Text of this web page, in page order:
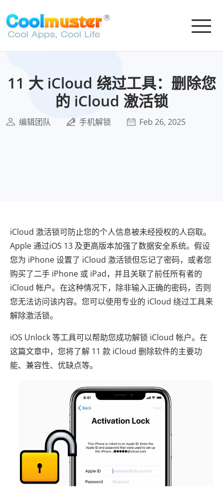
11 大 iCloud 绕过工具：删除您
的 iCloud 激活锁
编辑团队 手机解锁 Feb 26, 2025
iCloud 激活锁可防止您的个人信息被未经授权的人窃取。
Apple 通过iOS 13 及更高版本加强了数据安全系统。假设
您为 iPhone 设置了 iCloud 激活锁但忘记了密码，或者您
购买了二手 iPhone 或 iPad，并且关联了前任所有者的
iCloud 帐户。在这种情况下，除非输入正确的密码，否则
您无法访问该内容。您可以使用专业的 iCloud 绕过工具来
解除激活锁。
iOS Unlock 等工具可以帮助您成功解锁 iCloud 帐户。在
这篇文章中，您将了解 11 款 iCloud 删除软件的主要功
能、兼容性、优缺点等。